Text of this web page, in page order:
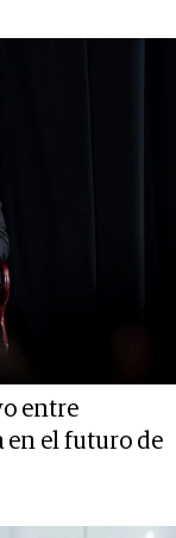
entre
en el futuro de